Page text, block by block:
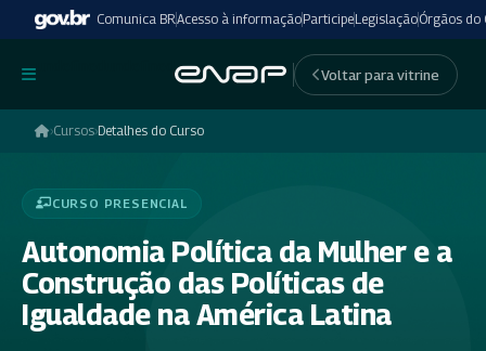
Comunica BRAcesso à informaçãoParticipeLegislaçãoÓrgãos do
Voltar para vitrine
›Cursos›Detalhes do Curso
CURSO PRESENCIAL
Autonomia Política da Mulher e a
Construção das Políticas de
Igualdade na América Latina